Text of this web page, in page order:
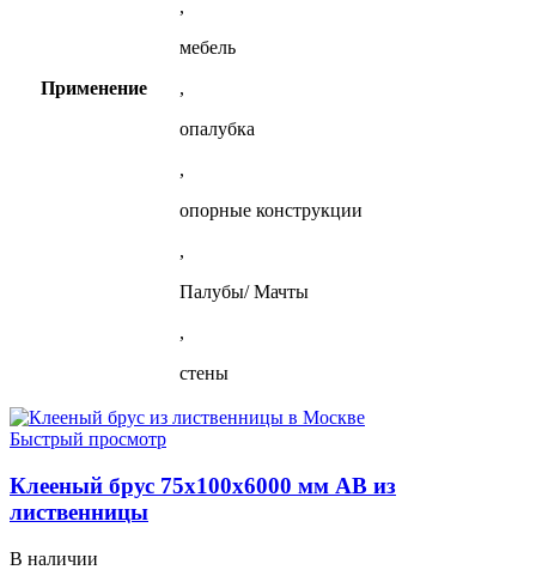
Применение
,
мебель
,
опалубка
,
опорные конструкции
,
Палубы/ Мачты
,
стены
Быстрый просмотр
Клееный брус 75x100x6000 мм АВ из
лиственницы
В наличии